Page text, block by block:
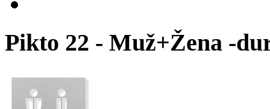
Pikto 22 - Muž+Žena -